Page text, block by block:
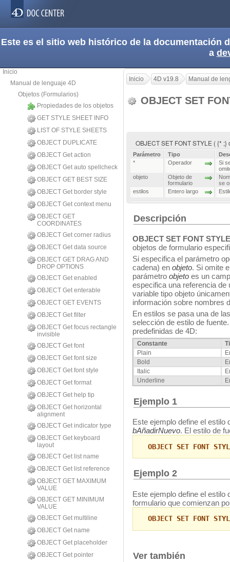
Este es el sitio web histórico de la documentación
a
Inicio
Manual de lenguaje 4D
Objetos (Formularios)
Propiedades de los objetos
GET STYLE SHEET INFO
LIST OF STYLE SHEETS
OBJECT DUPLICATE
OBJECT Get action
OBJECT Get auto spellcheck
OBJECT GET BEST SIZE
OBJECT Get border style
OBJECT Get context menu
OBJECT GET
COORDINATES
OBJECT Get corner radius
OBJECT Get data source
OBJECT GET DRAG AND
DROP OPTIONS
OBJECT Get enabled
OBJECT Get enterable
OBJECT GET EVENTS
OBJECT Get filter
OBJECT Get focus rectangle
invisible
OBJECT Get font
OBJECT Get font size
OBJECT Get font style
OBJECT Get format
OBJECT Get help tip
OBJECT Get horizontal
alignment
OBJECT Get indicator type
OBJECT Get keyboard
layout
OBJECT Get list name
OBJECT Get list reference
OBJECT GET MAXIMUM
VALUE
OBJECT GET MINIMUM
VALUE
OBJECT Get multiline
OBJECT Get name
OBJECT Get placeholder
OBJECT Get pointer
Inicio 4D v19.8 Manual de
OBJECT SET
OBJECT SET FONT STYLE ( {*
Parámetro Tipo
*
Operador
Si
objeto
Objeto de
formulario
se
estilos
Entero largo
Descripción
OBJECT SET FONT STYLE
objetos de formulario
Si especifica el parámetro
cadena) en objeto. Si omite
parámetro objeto es un
especifica una referencia
variable tipo objeto
información sobre nombres
En estilos se pasa una de
selección de estilo de
predefinidas de 4D:
Constante
Plain
Bold
Italic
Underline
Ejemplo 1
Este ejemplo define el estilo
bAñadirNuevo. El estilo de
OBJECT SET FONT
Ejemplo 2
Este ejemplo define el estilo
formulario que comienzan
OBJECT SET FONT
Ver también